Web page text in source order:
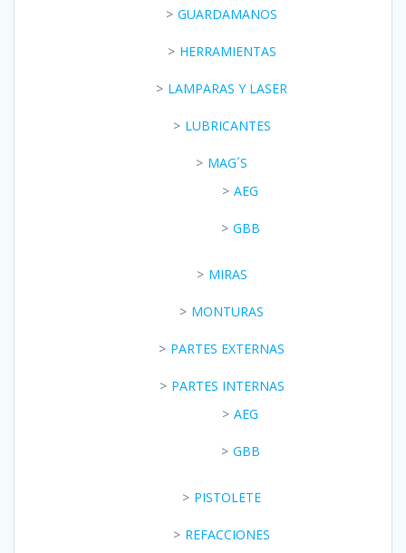
GUARDAMANOS
HERRAMIENTAS
LAMPARAS Y LASER
LUBRICANTES
MAG´S
AEG
GBB
MIRAS
MONTURAS
PARTES EXTERNAS
PARTES INTERNAS
AEG
GBB
PISTOLETE
REFACCIONES